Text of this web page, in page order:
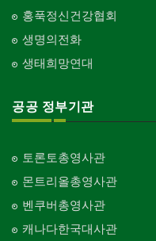
홍푹정신건강협회
생명의전화
생태희망연대
공공 정부기관
토론토총영사관
몬트리올총영사관
벤쿠버총영사관
캐나다한국대사관